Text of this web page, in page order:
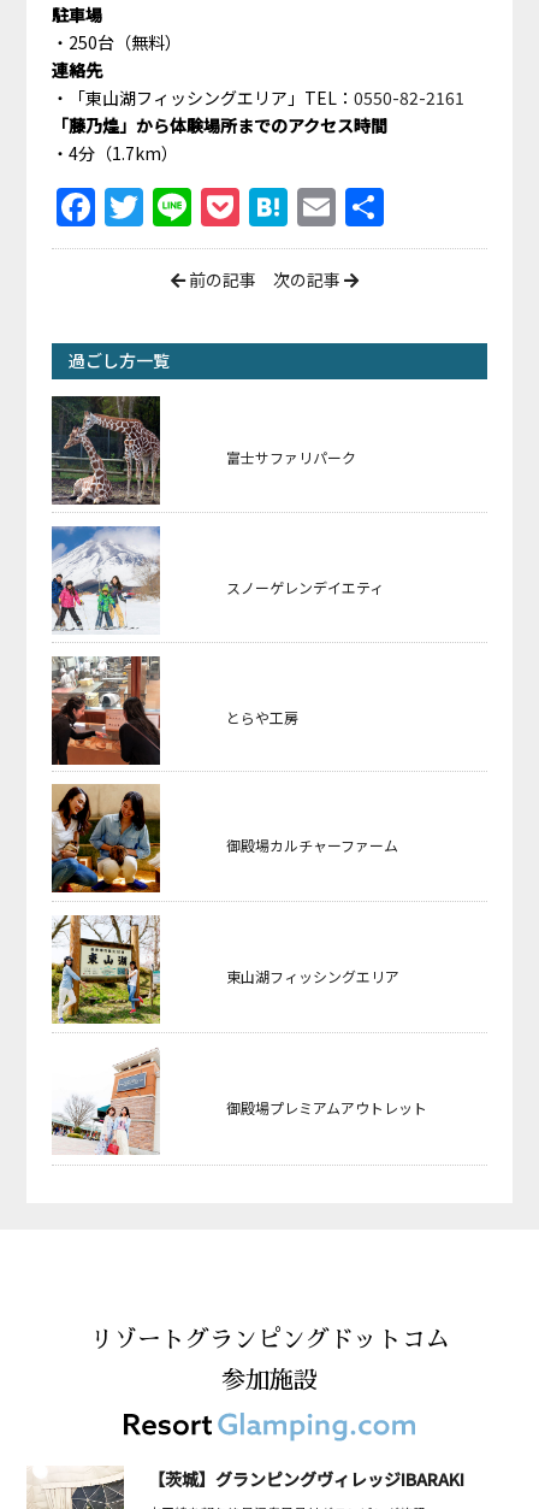
駐車場
250台（無料）
連絡先
「東山湖フィッシングエリア」TEL： 0550-82-2161
「藤乃煌」から体験場所までのアクセス時間
4分（1.7km）
Facebook
Twitter
LinePocket
Hatena
Email
共
有
前の記事 次の記事
過ごし方一覧
富士サファリパーク
スノーゲレンデイエティ
とらや工房
御殿場カルチャーファーム
東山湖フィッシングエリア
御殿場プレミアムアウトレット
リゾートグランピングドットコム
参加施設
【茨城】グランピングヴィレッジIBARAKI